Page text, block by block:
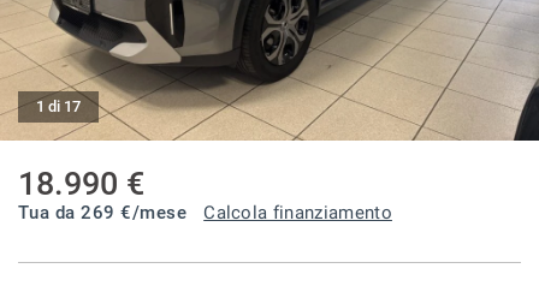
CONTATTI
BLOG
NEWS
1 di 17
18.990 €
Tua da269 €/mese Calcola finanziamento
tracciamento
che
adottiamo
per
offrire
le
e
svolgere
le